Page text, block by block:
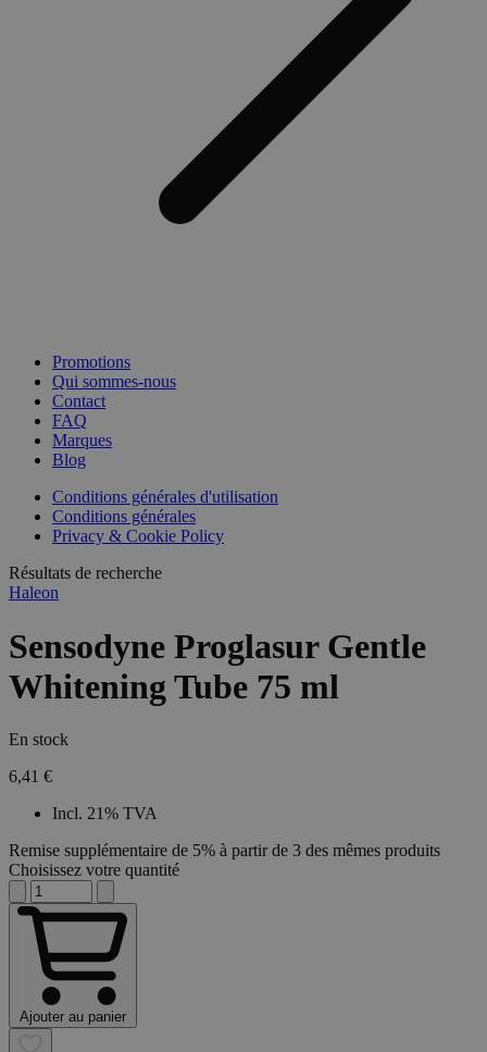
Promotions
Qui sommes-nous
Contact
FAQ
Marques
Blog
Conditions générales d'utilisation
Conditions générales
Privacy & Cookie Policy
Résultats de recherche
Haleon
Sensodyne Proglasur Gentle
Whitening Tube 75 ml
En stock
6,41 €
Incl. 21% TVA
Remise supplémentaire de 5% à partir de 3 des mêmes produits
Choisissez votre quantité
Ajouter au panier